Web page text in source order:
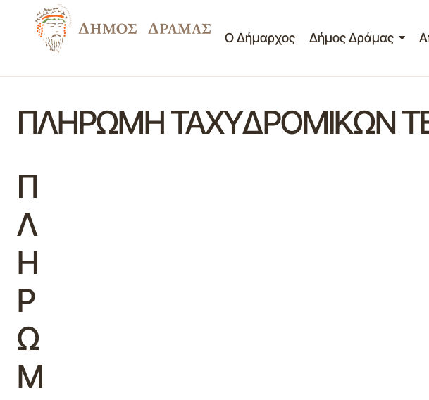
Ο Δήμαρχος Δήμος Δράμας
ΠΛΗΡΩΜΗ ΤΑΧΥΔΡΟΜΙΚΩΝ
Π
Λ
Η
Ρ
Ω
Μ